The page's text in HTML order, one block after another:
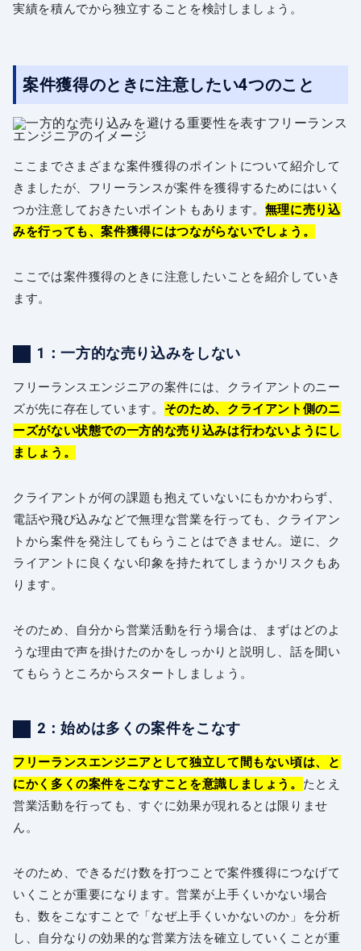
実績を積んでから独立することを検討しましょう。
案件獲得のときに注意したい4つのこと
ここまでさまざまな案件獲得のポイントについて紹介して
きましたが、フリーランスが案件を獲得するためにはいく
つか注意しておきたいポイントもあります。 無理に売り込
みを行っても、案件獲得にはつながらないでしょう。
ここでは案件獲得のときに注意したいことを紹介していき
ます。
1：一方的な売り込みをしない
フリーランスエンジニアの案件には、クライアントのニー
ズが先に存在しています。 そのため、クライアント側のニ
ーズがない状態での一方的な売り込みは行わないようにし
ましょう。
クライアントが何の課題も抱えていないにもかかわらず、
電話や飛び込みなどで無理な営業を行っても、クライアン
トから案件を発注してもらうことはできません。逆に、ク
ライアントに良くない印象を持たれてしまうかリスクもあ
ります。
そのため、自分から営業活動を行う場合は、まずはどのよ
うな理由で声を掛けたのかをしっかりと説明し、話を聞い
てもらうところからスタートしましょう。
2：始めは多くの案件をこなす
フリーランスエンジニアとして独立して間もない頃は、と
にかく多くの案件をこなすことを意識しましょう。 たとえ
営業活動を行っても、すぐに効果が現れるとは限りませ
ん。
そのため、できるだけ数を打つことで案件獲得につなげて
いくことが重要になります。営業が上手くいかない場合
も、数をこなすことで「なぜ上手くいかないのか」を分析
し、自分なりの効果的な営業方法を確立していくことが重